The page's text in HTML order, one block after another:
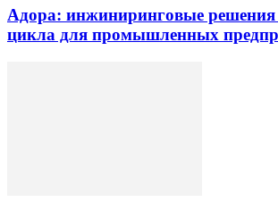
Адора: инжиниринговые решения
цикла для промышленных